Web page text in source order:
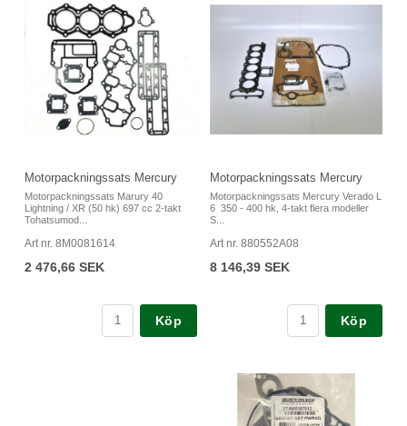
Motorpackningssats Mercury
Motorpackningssats Marury 40
Lightning / XR (50 hk) 697 cc 2-takt
Tohatsumod...
Art nr. 8M0081614
2 476,66 SEK
Köp
Motorpackningssats Mercury
Motorpackningssats Mercury Verado L
6 350 - 400 hk, 4-takt flera modeller
S...
Art nr. 880552A08
8 146,39 SEK
Köp